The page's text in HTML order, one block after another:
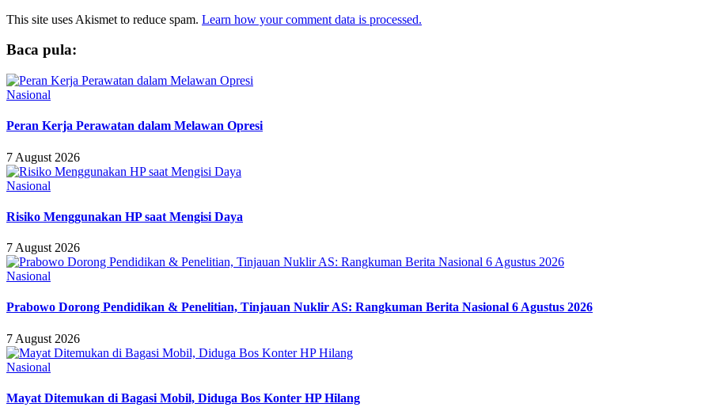
This site uses Akismet to reduce spam. Learn how your comment data is processed.
Baca pula:
Nasional
Peran Kerja Perawatan dalam Melawan Opresi
7 August 2026
Nasional
Risiko Menggunakan HP saat Mengisi Daya
7 August 2026
Nasional
Prabowo Dorong Pendidikan & Penelitian, Tinjauan Nuklir AS: Rangkuman Berita Nasional 6 Agustus 2026
7 August 2026
Nasional
Mayat Ditemukan di Bagasi Mobil, Diduga Bos Konter HP Hilang